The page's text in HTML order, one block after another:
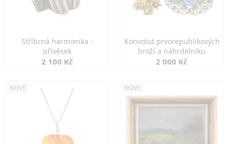
Stříbrná harmonika -
přívěsek
2 100 Kč
Konvolut prvorepublikových
broží a náhrdelníku
2 000 Kč
NOVÉ NOVÉ